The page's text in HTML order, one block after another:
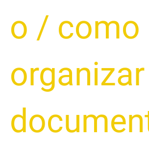
o / como
organizar